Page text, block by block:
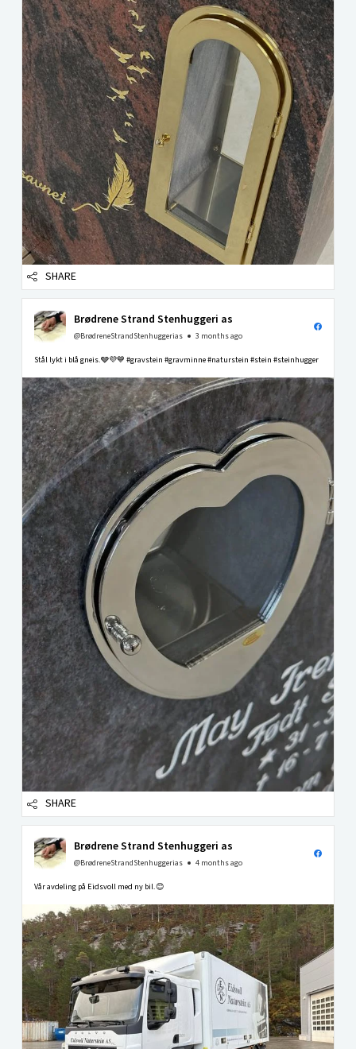
SHARE
Brødrene Strand Stenhuggeri as
@BrødreneStrandStenhuggerias 3 months ago
Stål lykt i blå gneis.🩶💜💙 #gravstein #gravminne #naturstein #stein #steinhugger
SHARE
Brødrene Strand Stenhuggeri as
@BrødreneStrandStenhuggerias 4 months ago
Vår avdeling på Eidsvoll med ny bil.😊